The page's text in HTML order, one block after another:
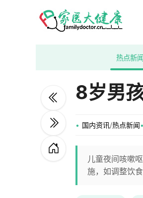
热点新闻
8岁男
国内资讯/热点新闻
儿童夜间咳嗽
施，如调整饮